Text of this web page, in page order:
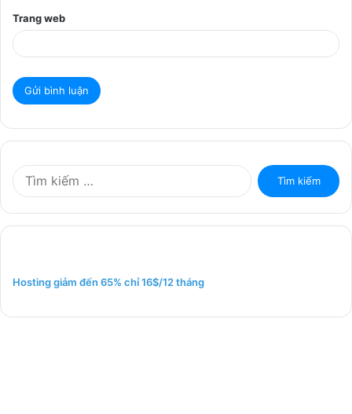
Trang web
o
Hosting giảm đến 65% chỉ 16$/12 tháng